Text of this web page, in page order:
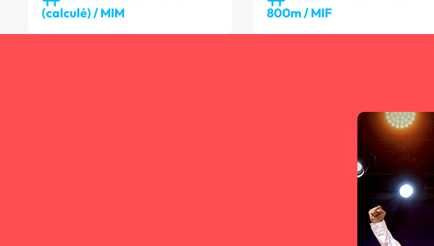
(calculé) / MIM
800m / MIF